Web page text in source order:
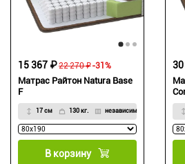
Матрас Райтон Natura Base
F
17 см 130 кг. независимый
22 270 ₽
15 367 ₽ -31%
В корзину